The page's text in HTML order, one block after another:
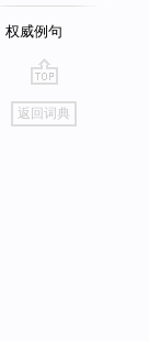
权威例句
go
top
返回词典